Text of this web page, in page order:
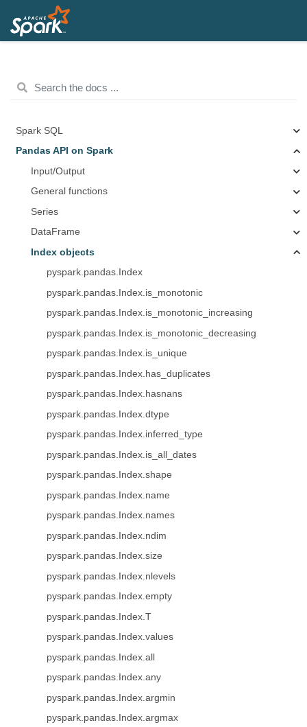
Spark SQL
Pandas API on Spark
Input/Output
General functions
Series
DataFrame
Index objects
pyspark.pandas.Index
pyspark.pandas.Index.is_monotonic
pyspark.pandas.Index.is_monotonic_increasing
pyspark.pandas.Index.is_monotonic_decreasing
pyspark.pandas.Index.is_unique
pyspark.pandas.Index.has_duplicates
pyspark.pandas.Index.hasnans
pyspark.pandas.Index.dtype
pyspark.pandas.Index.inferred_type
pyspark.pandas.Index.is_all_dates
pyspark.pandas.Index.shape
pyspark.pandas.Index.name
pyspark.pandas.Index.names
pyspark.pandas.Index.ndim
pyspark.pandas.Index.size
pyspark.pandas.Index.nlevels
pyspark.pandas.Index.empty
pyspark.pandas.Index.T
pyspark.pandas.Index.values
pyspark.pandas.Index.all
pyspark.pandas.Index.any
pyspark.pandas.Index.argmin
pyspark.pandas.Index.argmax